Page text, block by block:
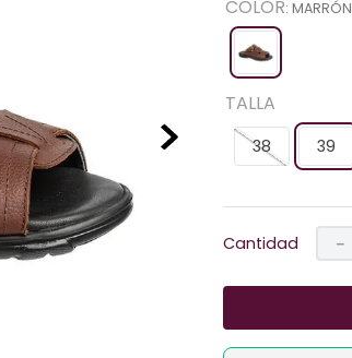
COLOR: MARRÓN
TALLA
38 39
Cantidad －